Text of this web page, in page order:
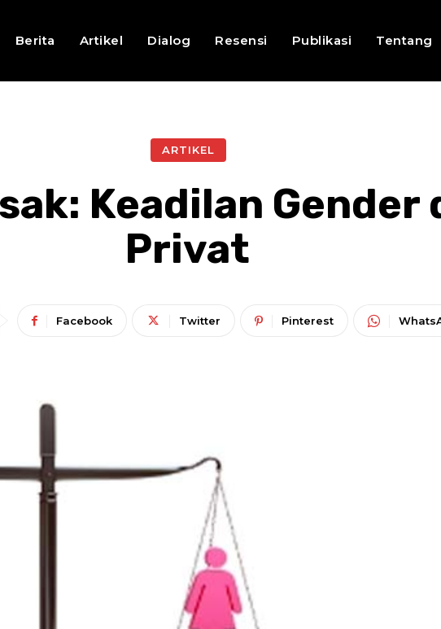
Berita Artikel Dialog Resensi Publikasi Tentang
ARTIKEL
Keadilan Gender
Privat
Facebook Twitter Pinterest